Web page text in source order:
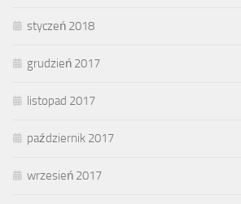
styczeń 2018
grudzień 2017
listopad 2017
październik 2017
wrzesień 2017